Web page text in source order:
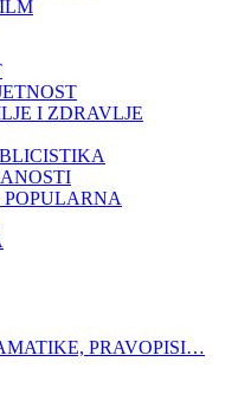
I ZDRAVLJE
PRAVOPISI…